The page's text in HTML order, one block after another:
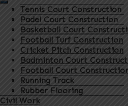
Tennis Court Construction
Padel Court Construction
Basketball Court
Football Turf Construction
Cricket Pitch Construction
Badminton Court
Football Court
Running Track
Rubber Flooring
Civil Work